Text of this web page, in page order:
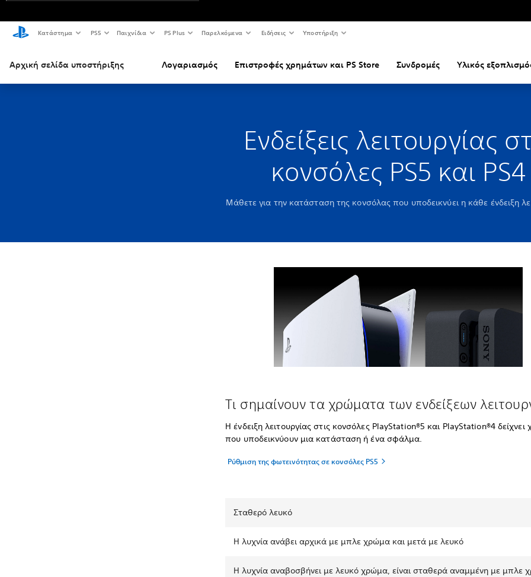
Κατάστημα PS5 Παιχνίδια PS Plus Παρελκόμενα Ειδήσεις Υποστήριξη
Αρχική σελίδα υποστήριξης Λογαριασμός Επιστροφές χρημάτων και PS Store Συνδρομές Υλικός
Ενδείξεις λειτουργίας
κονσόλες PS5 και PS4
Μάθετε για την κατάσταση της κονσόλας που υποδεικνύει η κάθε ένδειξη
Τι σημαίνουν τα χρώματα των ενδείξεων
Η ένδειξη λειτουργίας στις κονσόλες PlayStation®5 και PlayStation®4
που υποδεικνύουν μια κατάσταση ή ένα σφάλμα.
Ρύθμιση της φωτεινότητας σε κονσόλες PS5
Σταθερό λευκό
Η λυχνία ανάβει αρχικά με μπλε χρώμα και μετά με λευκό
Η λυχνία αναβοσβήνει με λευκό χρώμα, είναι σταθερά αναμμένη με μπλε